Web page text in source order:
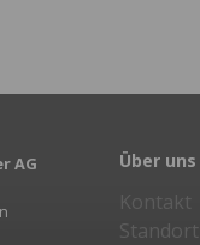
AG
Über uns
Kontakt
Standort